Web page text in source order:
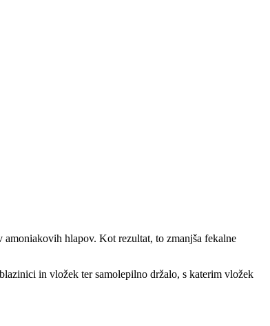
hlapov. Kot rezultat, to zmanjša fekalne
in vložek ter samolepilno držalo, s katerim vložek